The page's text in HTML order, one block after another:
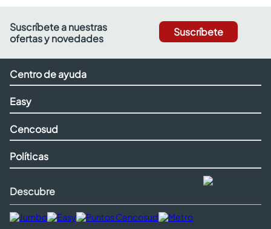
Suscríbete a nuestras
ofertas y novedades
Suscríbete
Centro de ayuda
Easy
Cencosud
Políticas
Descubre